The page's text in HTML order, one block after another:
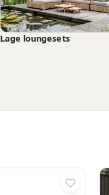
Lage loungesets